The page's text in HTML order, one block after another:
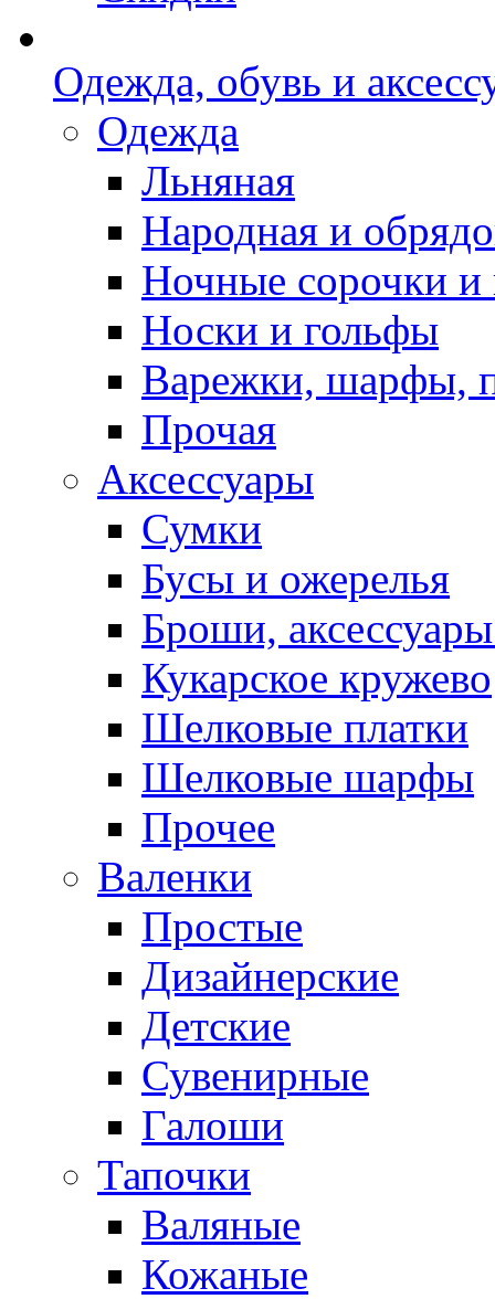
Одежда, обувь и
Одежда
Льняная
Народная и
Ночные сорочки
Носки и гольфы
Варежки, шарфы,
Прочая
Аксессуары
Сумки
Бусы и ожерелья
Броши,
Кукарское кружево
Шелковые платки
Шелковые шарфы
Прочее
Валенки
Простые
Дизайнерские
Детские
Сувенирные
Галоши
Тапочки
Валяные
Кожаные